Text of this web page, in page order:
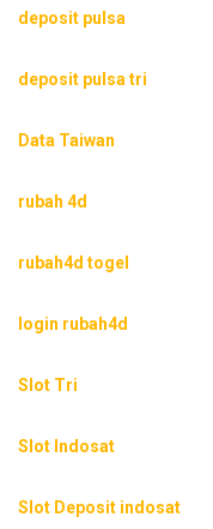
deposit pulsa
deposit pulsa tri
Data Taiwan
rubah 4d
rubah4d togel
login rubah4d
Slot Tri
Slot Indosat
Slot Deposit indosat